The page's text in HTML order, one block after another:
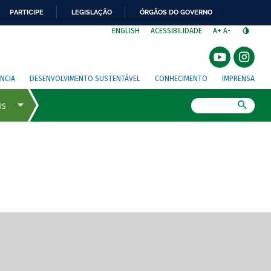
PARTICIPE LEGISLAÇÃO ÓRGÃOS DO GOVERNO
ENGLISH ACESSIBILIDADE A+ A-
DESENVOLVIMENTO SUSTENTÁVEL CONHECIMENTO IMPRENSA
de tela